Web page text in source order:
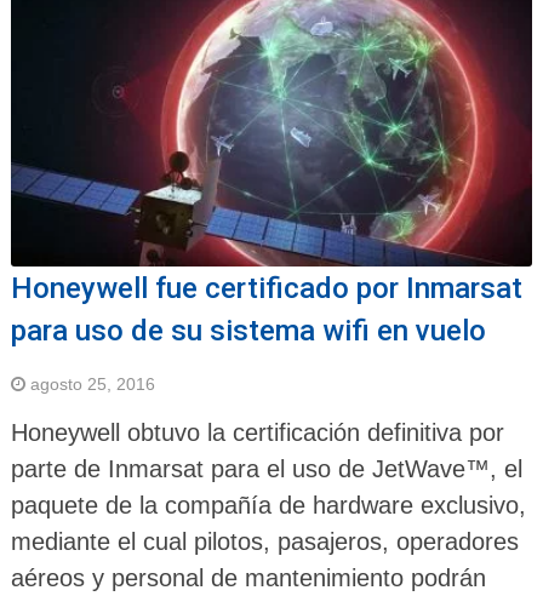
Honeywell fue certificado por Inmarsat
para uso de su sistema wifi en vuelo
agosto 25, 2016
Honeywell obtuvo la certificación definitiva por
parte de Inmarsat para el uso de JetWave™, el
paquete de la compañía de hardware exclusivo,
mediante el cual pilotos, pasajeros, operadores
aéreos y personal de mantenimiento podrán